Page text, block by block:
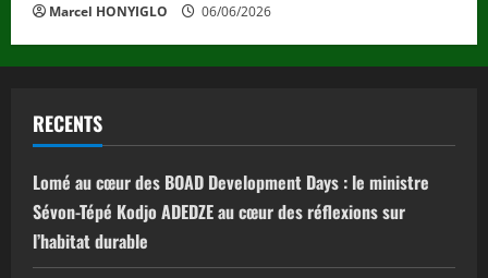
Marcel HONYIGLO 06/06/2026
RECENTS
Lomé au cœur des BOAD Development Days : le ministre
Sévon-Tépé Kodjo ADEDZE au cœur des réflexions sur
l’habitat durable